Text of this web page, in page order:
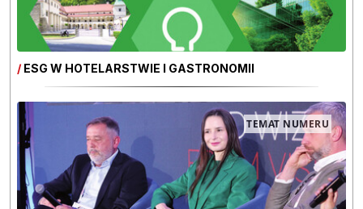
/ ESG W HOTELARSTWIE I GASTRONOMII
TEMAT NUMERU